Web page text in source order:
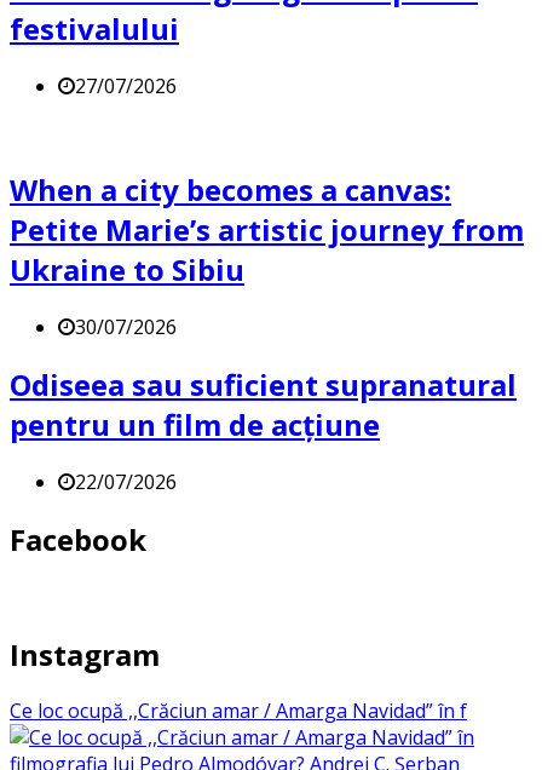
festivalului
27/07/2026
When a city becomes a canvas:
Petite Marie’s artistic journey from
Ukraine to Sibiu
30/07/2026
Odiseea sau suficient supranatural
pentru un film de acțiune
22/07/2026
Facebook
Instagram
Ce loc ocupă ,,Crăciun amar / Amarga Navidad” în f